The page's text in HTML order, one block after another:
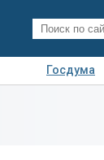
Госдума